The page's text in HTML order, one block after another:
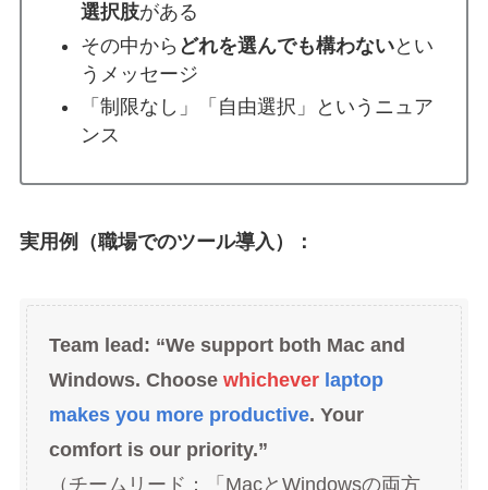
選択肢がある
その中から どれを選んでも構わないとい
うメッセージ
「制限なし」「自由選択」というニュア
ンス
実用例（職場でのツール導入）：
Team lead: “We support both Mac and
Windows. Choose whichever laptop
makes you more productive. Your
comfort is our priority.”
（チームリード：「MacとWindowsの両方